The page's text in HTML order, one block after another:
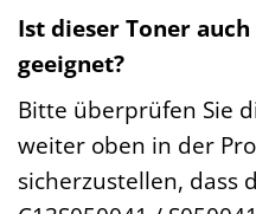
Ist dieser Toner
geeignet?
Bitte überprüfen Sie
weiter oben in der
sicherzustellen, dass